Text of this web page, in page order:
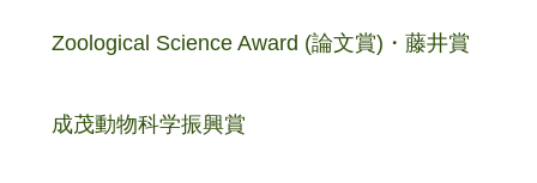
Zoological Science Award (論文賞)・藤井賞
成茂動物科学振興賞